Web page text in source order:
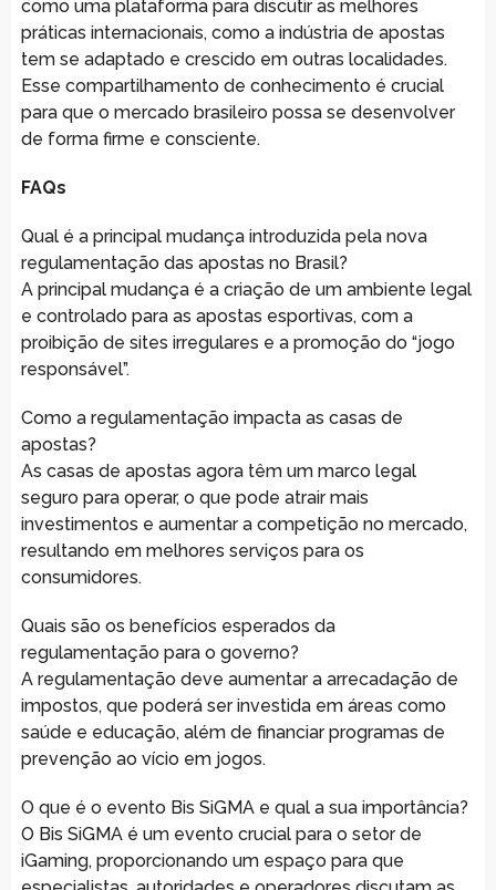
como uma plataforma para discutir as melhores
práticas internacionais, como a indústria de apostas
tem se adaptado e crescido em outras localidades.
Esse compartilhamento de conhecimento é crucial
para que o mercado brasileiro possa se desenvolver
de forma firme e consciente.
FAQs
Qual é a principal mudança introduzida pela nova
regulamentação das apostas no Brasil?
A principal mudança é a criação de um ambiente legal
e controlado para as apostas esportivas, com a
proibição de sites irregulares e a promoção do “jogo
responsável”.
Como a regulamentação impacta as casas de
apostas?
As casas de apostas agora têm um marco legal
seguro para operar, o que pode atrair mais
investimentos e aumentar a competição no mercado,
resultando em melhores serviços para os
consumidores.
Quais são os benefícios esperados da
regulamentação para o governo?
A regulamentação deve aumentar a arrecadação de
impostos, que poderá ser investida em áreas como
saúde e educação, além de financiar programas de
prevenção ao vício em jogos.
O que é o evento Bis SiGMA e qual a sua importância?
O Bis SiGMA é um evento crucial para o setor de
iGaming, proporcionando um espaço para que